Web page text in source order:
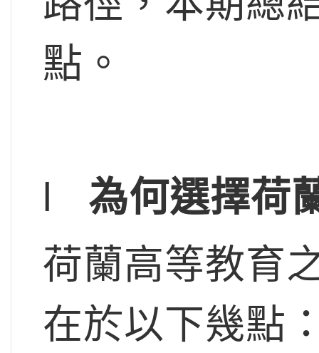
點。
l 為何選擇荷
荷蘭高等教育
在於以下幾點